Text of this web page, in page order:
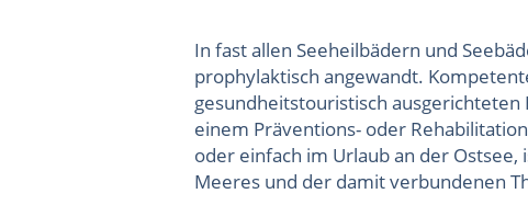
In fast allen Seeheilbädern und
prophylaktisch angewandt.
gesundheitstouristisch
einem Präventions- oder
oder einfach im Urlaub an der
Meeres und der damit verbundenen